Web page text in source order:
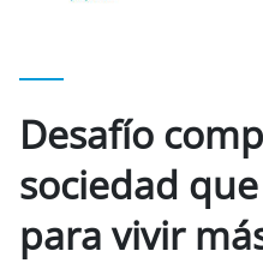
Desafío
sociedad
para vivir